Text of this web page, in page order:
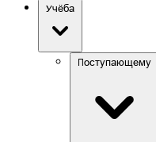
Учёба
Поступающему